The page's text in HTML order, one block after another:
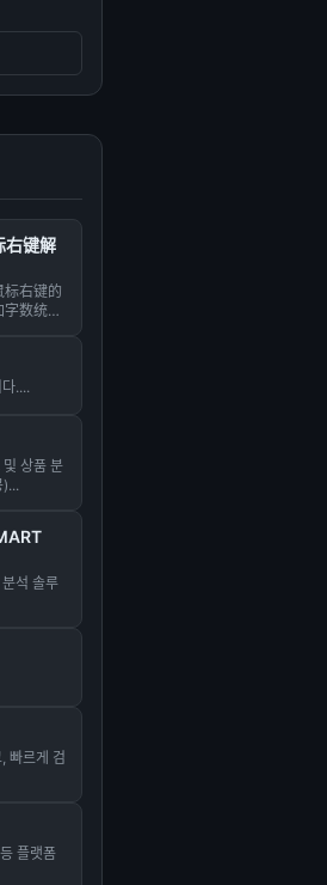
右键解
标右键的
数统计
....
상품 분
)...
석 솔루
빠르게 검
플랫폼